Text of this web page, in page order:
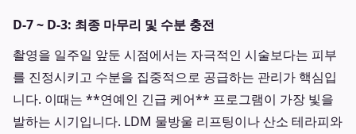
D-7 ~ D-3: 최종 마무리 및 수분 충전
촬영을 일주일 앞둔 시점에서는 자극적인 시술보다는 피부
를 진정시키고 수분을 집중적으로 공급하는 관리가 핵심입
니다. 이때는 **연예인 긴급 케어** 프로그램이 가장 빛을
발하는 시기입니다. LDM 물방울 리프팅이나 산소 테라피와